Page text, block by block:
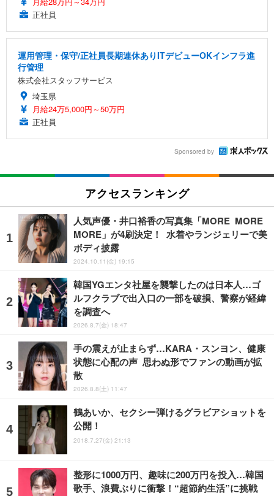
正社員
運用管理・保守/正社員長期連休ありITデビューOKインフラ進
行管理
株式会社スタッフサービス
埼玉県
月給24万5,000円～50万円
正社員
Sponsored by
アクセスランキング
人気声優・井口裕香の写真集「MORE MORE
MORE」が4刷決定！ 水着やランジェリーで美
ボディ披露
2024.10.11(金) 19:15
韓国YGエンタ社屋を襲撃したのは日本人…ゴ
ルフクラブで出入口の一部を破損、警察が経緯
を調査へ
2026.8.7(金) 18:47
手の震えが止まらず…KARA・スンヨン、健康
状態に心配の声 思わぬ形でファンの動画が拡
散
2026.8.8(土) 11:47
鶴あいか、セクシー弾けるグラビアショットを
公開！
2018.7.27(金) 21:13
整形に1000万円、趣味に200万円を投入…韓国
歌手、浪費ぶりに衝撃！“超節約生活”に挑戦